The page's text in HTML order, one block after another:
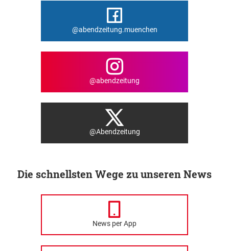
@abendzeitung.muenchen
@abendzeitung
@Abendzeitung
Die schnellsten Wege zu unseren News
News per App